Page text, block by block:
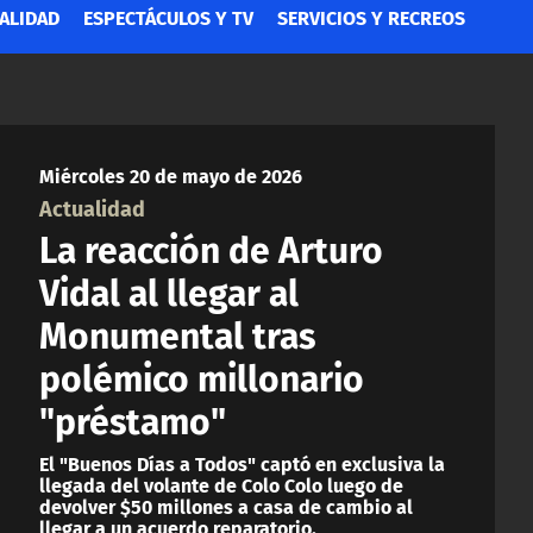
ESPECTÁCULOS Y TV SERVICIOS Y RECREOS
Miércoles 20 de mayo de 2026
Actualidad
La reacción de Arturo
Vidal al llegar al
Monumental tras
polémico millonario
"préstamo"
El "Buenos Días a Todos" captó en exclusiva la
llegada del volante de Colo Colo luego de
devolver $50 millones a casa de cambio al